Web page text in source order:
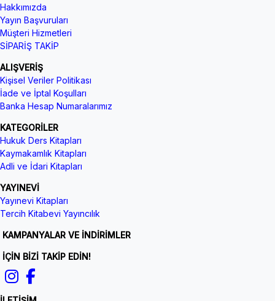
Hakkımızda
Yayın Başvuruları
Müşteri Hizmetleri
SİPARİŞ TAKİP
ALIŞVERİŞ
Kişisel Veriler Politikası
İade ve İptal Koşulları
Banka Hesap Numaralarımız
KATEGORİLER
Hukuk Ders Kitapları
Kaymakamlık Kitapları
Adli ve İdari Kitapları
YAYINEVİ
Yayınevi Kitapları
Tercih Kitabevi Yayıncılık
KAMPANYALAR VE İNDİRİMLER
İÇİN BİZİ TAKİP EDİN!